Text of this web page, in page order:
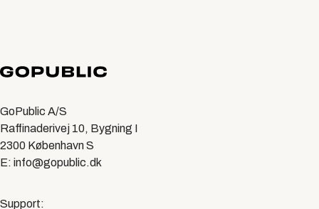
GoPublic A/S
Raffinaderivej 10, Bygning I
2300 København S
E: info@gopublic.dk
Support: